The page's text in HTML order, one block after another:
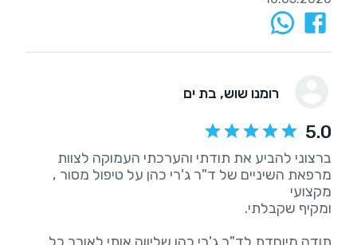
רומנו שוש, בת ים
5.0
ברצוני להביע את תודתי והערכתי העמוקה לצוות
מרפאת השיניים של ד"ר ג'רי כהן על טיפול מסור ,